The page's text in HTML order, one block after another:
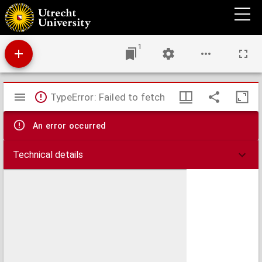
Verslag aan de Koningin-Weduwe, Regentes van het Koninkrijk, betrekkelijk den Dienst
der Rijkspostspaarbank in Nederland ...
1
Mirador
viewer
TypeError: Failed to fetch
An error occurred
Technical details